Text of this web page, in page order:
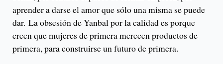
aprender a darse el amor que sólo una misma se puede
dar. La obsesión de Yanbal por la calidad es porque
creen que mujeres de primera merecen productos de
primera, para construirse un futuro de primera.